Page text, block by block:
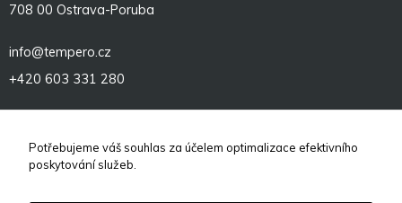
708 00 Ostrava-Poruba
info@tempero.cz
+420 603 331 280
Sociální sítě
Potřebujeme váš souhlas za účelem optimalizace efektivního
poskytování služeb.